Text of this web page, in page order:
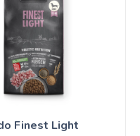
Finest Light